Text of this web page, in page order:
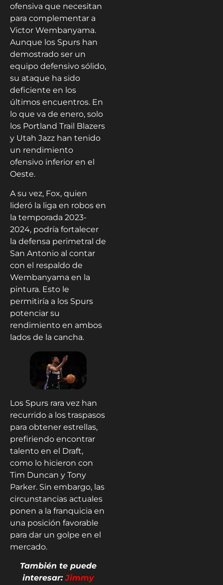
ofensiva que necesitan
para complementar a
Victor Wembanyama.
Aunque los Spurs han
demostrado ser un
equipo defensivo sólido,
su ataque ha sido
deficiente en los
últimos encuentros. En
lo que va de enero, solo
los Portland Trail Blazers
y Utah Jazz han tenido
un rendimiento
ofensivo inferior en el
Oeste.
A su vez, Fox, quien
lideró la liga en robos en
la temporada 2023-
2024, podría fortalecer
la defensa perimetral de
San Antonio al contar
con el respaldo de
Wembanyama en la
pintura. Esto le
permitiría a los Spurs
potenciar su
rendimiento en ambos
lados de la cancha.
Los Spurs rara vez han
recurrido a los traspasos
para obtener estrellas,
prefiriendo encontrar
talento en el Draft,
como lo hicieron con
Tim Duncan y Tony
Parker. Sin embargo, las
circunstancias actuales
ponen a la franquicia en
una posición favorable
para dar un golpe en el
mercado.
También te puede
interesar:Jimmy